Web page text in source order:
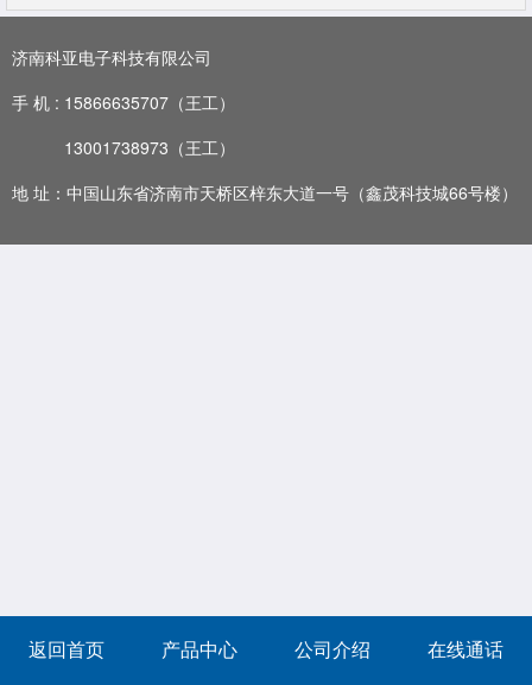
济南科亚电子科技有限公司
手 机 : 15866635707（王工）
13001738973 （王工）
地 址：中国山东省济南市天桥区梓东大道一号（鑫茂科技城66号楼）
返回首页 产品中心 公司介绍 在线通话